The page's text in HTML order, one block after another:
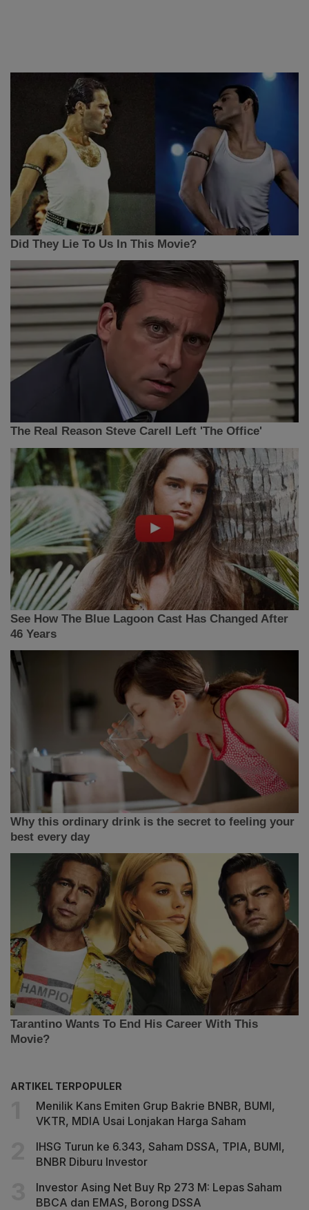
ARTIKEL TERPOPULER
Menilik Kans Emiten Grup Bakrie BNBR, BUMI,
VKTR, MDIA Usai Lonjakan Harga Saham
IHSG Turun ke 6.343, Saham DSSA, TPIA, BUMI,
BNBR Diburu Investor
Investor Asing Net Buy Rp 273 M: Lepas Saham
BBCA dan EMAS, Borong DSSA